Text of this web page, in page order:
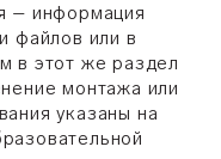
– информация
файлов или в
в этот же раздел
монтажа или
указаны на